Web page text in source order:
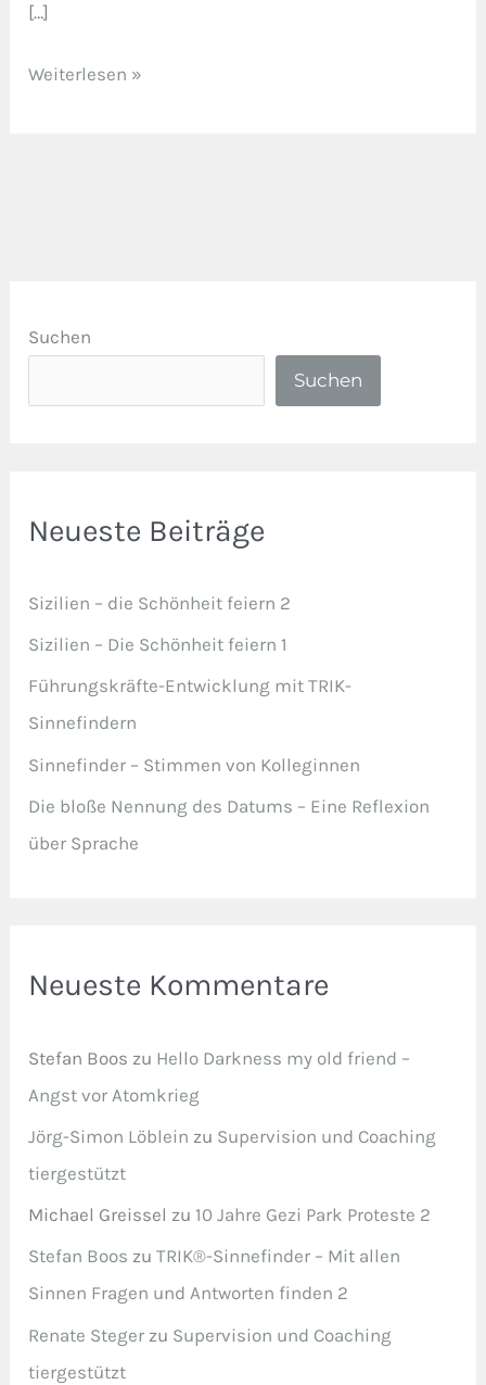
[…]
Weiterlesen »
Suchen
Suchen
Neueste Beiträge
Sizilien – die Schönheit feiern 2
Sizilien – Die Schönheit feiern 1
Führungskräfte-Entwicklung mit TRIK-
Sinnefindern
Sinnefinder – Stimmen von Kolleginnen
Die bloße Nennung des Datums – Eine Reflexion
über Sprache
Neueste Kommentare
Stefan Boos zu Hello Darkness my old friend –
Angst vor Atomkrieg
Jörg-Simon Löblein zu Supervision und Coaching
tiergestützt
Michael Greissel zu 10 Jahre Gezi Park Proteste 2
Stefan Boos zuTRIK®-Sinnefinder – Mit allen
Sinnen Fragen und Antworten finden 2
Renate Steger zu Supervision und Coaching
tiergestützt